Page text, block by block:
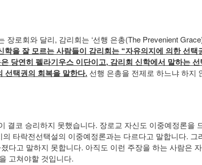
로회와 달리, 감리회는 ‘선행 은총(The Prevenient
학을 잘 모르는 사람들이 감리회는 “자유의지에 의한 선택
당연히 펠라기우스 이단이고, 감리회 신학에서 말하는 선
선택권의 회복을 말한다. 선행 은총을 전제로 하느냐 하지
결코 승리하지 못했습니다. 장로교 자신도 이중예정론을
타락전선택설의 이중예정론과는 다르다고 말합니다. 그
다고 말하지 못합니다. 아직도 이런 주장을 하는 사람은
고쳐야할 것입니다.